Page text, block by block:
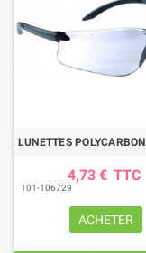
4,73 € TTC
101-106729
ACHETER